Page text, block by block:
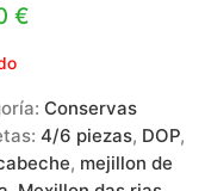
€
Conservas
4/6 piezas, DOP,
, mejillon de